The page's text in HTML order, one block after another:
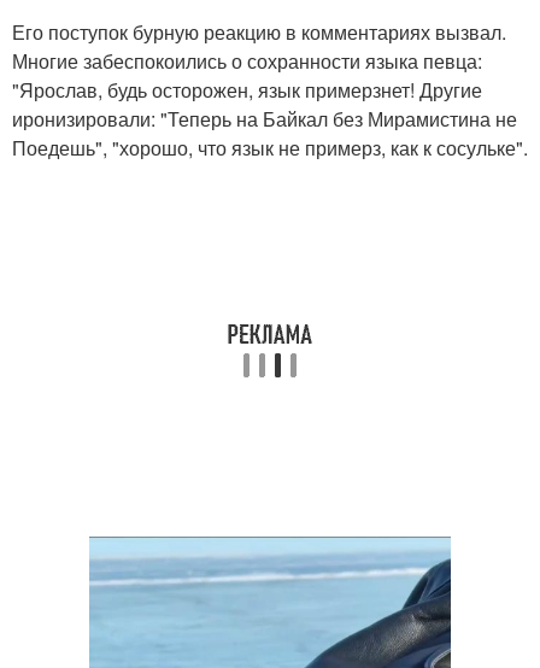
Его поступок бурную реакцию в комментариях вызвал.
Многие забеспокоились о сохранности языка певца:
"Ярослав, будь осторожен, язык примерзнет! Другие
иронизировали: "Теперь на Байкал без Мирамистина не
Поедешь", "хорошо, что язык не примерз, как к сосульке".